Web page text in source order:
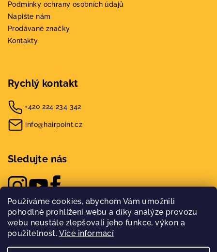
Používáme cookies, abychom Vám umožnili
pohodlné prohlížení webu a díky analýze provozu
webu neustále zlepšovali jeho funkce, výkon a
použitelnost. Více informací
Podmínky ochrany osobních údajů
Napište nám
Prodávané značky
Kontakty
Rychlý kontakt
+420 224 234 342
info@hairpoint.cz
Sledujte nás